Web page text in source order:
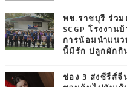
พช.ราชบุรี ร่วม
SCGP โรงงา
การน้อมนำแนว
นี้มีรัก ปลูกผักกิ
ช่อง 3 ส่งซีรีส์